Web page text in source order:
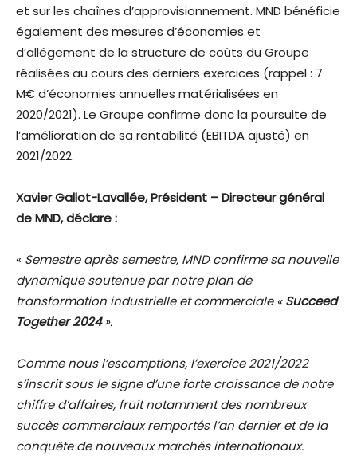
et sur les chaînes d’approvisionnement. MND bénéficie
également des mesures d’économies et
d’allégement de la structure de coûts du Groupe
réalisées au cours des derniers exercices (rappel : 7
M€ d’économies annuelles matérialisées en
2020/2021). Le Groupe confirme donc la poursuite de
l’amélioration de sa rentabilité (EBITDA ajusté) en
2021/2022.
Xavier Gallot-Lavallée, Président – Directeur général
de MND, déclare :
« Semestre après semestre, MND confirme sa nouvelle
dynamique soutenue par notre plan de
transformation industrielle et commerciale «Succeed
Together 2024».
Comme nous l’escomptions, l’exercice 2021/2022
s’inscrit sous le signe d’une forte croissance de notre
chiffre d’affaires, fruit notamment des nombreux
succès commerciaux remportés l’an dernier et de la
conquête de nouveaux marchés internationaux.